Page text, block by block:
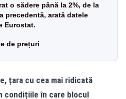
o sădere până la 2%, de la
precedentă, arată datele
Eurostat.
de prețuri
țara cu cea mai ridicată
condițiile în care blocul